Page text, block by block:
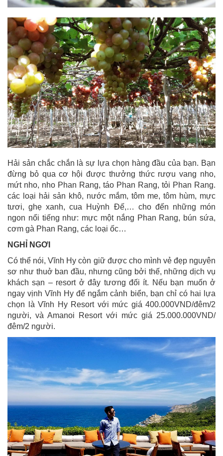
Hải sản chắc chắn là sự lựa chọn hàng đầu của bạn. Bạn
đừng bỏ qua cơ hội được thưởng thức rượu vang nho,
mứt nho, nho Phan Rang, táo Phan Rang, tỏi Phan Rang.
các loại hải sản khô, nước mắm, tôm me, tôm hùm, mực
tươi, ghẹ xanh, cua Huỳnh Đế,… cho đến những món
ngon nổi tiếng như: mực một nắng Phan Rang, bún sứa,
cơm gà Phan Rang, các loại ốc…
NGHỈ NGƠI
Có thể nói, Vĩnh Hy còn giữ được cho mình vẻ đẹp nguyên
sơ như thuở ban đầu, nhưng cũng bởi thế, những dịch vụ
khách sạn – resort ở đây tương đối ít. Nếu bạn muốn ở
ngay vịnh Vĩnh Hy để ngắm cảnh biển, bạn chỉ có hai lựa
chọn là Vĩnh Hy Resort với mức giá 400.000VND/đêm/2
người, và Amanoi Resort với mức giá 25.000.000VND/
đêm/2 người.